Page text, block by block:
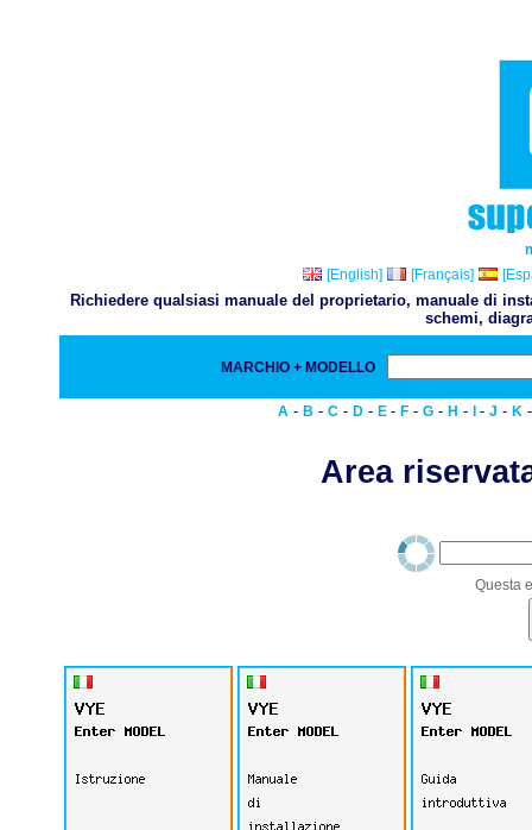
[English]
[Français]
Richiedere qualsiasi manuale del proprietario, manuale di
schemi,
MARCHIO + MODELLO
A - B - C - D - E - F - G - H - - J - K
Area
Questa